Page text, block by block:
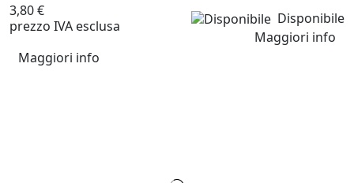
3,80 €
prezzo IVA esclusa
Disponibile
Maggiori info
Maggiori info